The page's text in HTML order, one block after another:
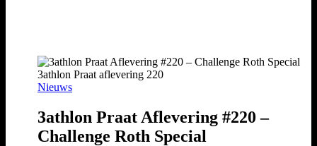
3athlon Praat aflevering 220
Nieuws
3athlon Praat Aflevering #220 –
Challenge Roth Special